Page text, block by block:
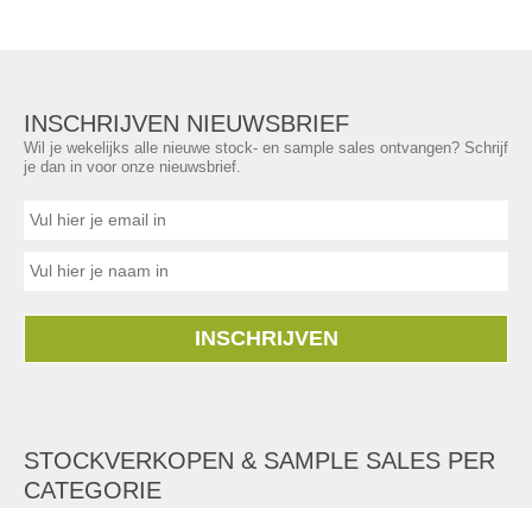
INSCHRIJVEN NIEUWSBRIEF
Wil je wekelijks alle nieuwe stock- en sample sales ontvangen? Schrijf
je dan in voor onze nieuwsbrief.
INSCHRIJVEN
STOCKVERKOPEN & SAMPLE SALES PER
CATEGORIE